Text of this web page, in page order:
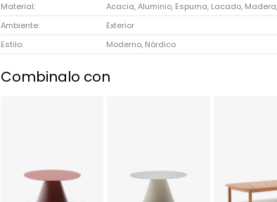
Material
Acacia, Aluminio, Espuma, Lacado,
Ambiente
Exterior
Estilo
Moderno, Nórdico
Combinalo con